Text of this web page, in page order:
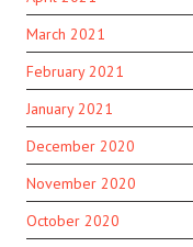
March 2021
February 2021
January 2021
December 2020
November 2020
October 2020